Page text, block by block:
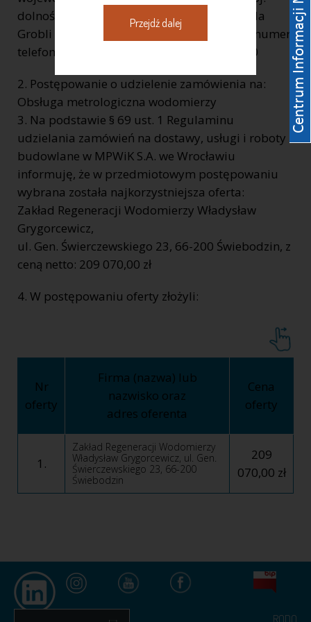
dolnośląskie, ulica, nr domu, nr lokalu: ul. Na
Grobli 14/16, internet: www.mpwik.wroc.pl numer
telefonu: (71) 34 09 500, faks: (71) 372 37 20
2. Postępowanie o udzielenie zamówienia na:
Obsługa metrologiczna wodomierzy
3. Na podstawie § 69 ust. 1 Regulaminu
udzielania zamówień na dostawy, usługi i roboty
budowlane w MPWiK S.A. we Wrocławiu
informuję, że w przedmiotowym postępowaniu
wybrana została najkorzystniejsza oferta:
Zakład Regeneracji Wodomierzy Władysław
Grygorcewicz,
ul. Gen. Świerczewskiego 23, 66-200 Świebodzin, z
ceną netto: 209 070,00 zł
4. W postępowaniu oferty złożyli:
Nr
oferty
Firma (nazwa) lub
nazwisko oraz
adres oferenta
Cena
oferty
1.
Zakład Regeneracji Wodomierzy
Władysław Grygorcewicz, ul. Gen.
Świerczewskiego 23, 66-200
Świebodzin
209
070,00 zł
Przejdź dalej